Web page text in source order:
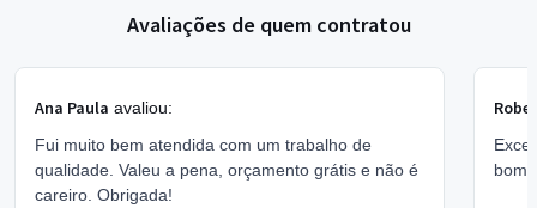
Avaliações de quem contratou
Ana Paula avaliou:
Fui muito bem atendida com um trabalho de
qualidade. Valeu a pena, orçamento grátis e não é
careiro. Obrigada!
bom